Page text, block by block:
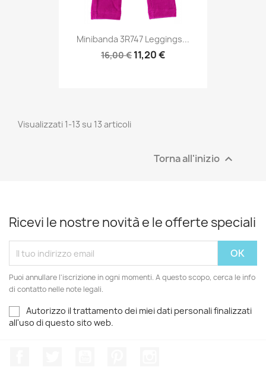
Minibanda 3R747 Leggings...
16,00 € 11,20 €
Visualizzati 1-13 su 13 articoli
Torna all'inizio 
Ricevi le nostre novità e le offerte speciali
Puoi annullare l'iscrizione in ogni momenti. A questo scopo, cerca le info
di contatto nelle note legali.
Autorizzo il trattamento dei miei dati personali finalizzati
all'uso di questo sito web.